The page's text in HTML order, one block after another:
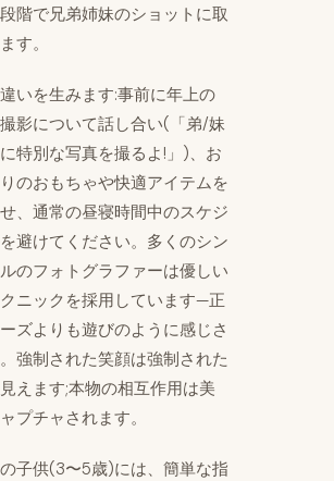
階で兄弟姉妹のショットに取
す。
いを生みます:事前に年上の
影について話し合い(「弟/妹
特別な写真を撮るよ!」)、お
のおもちゃや快適アイテムを
、通常の昼寝時間中のスケジ
避けてください。多くのシン
のフォトグラファーは優しい
ニックを採用しています—正
ズよりも遊びのように感じさ
強制された笑顔は強制された
えます;本物の相互作用は美
プチャされます。
子供(3〜5歳)には、簡単な指